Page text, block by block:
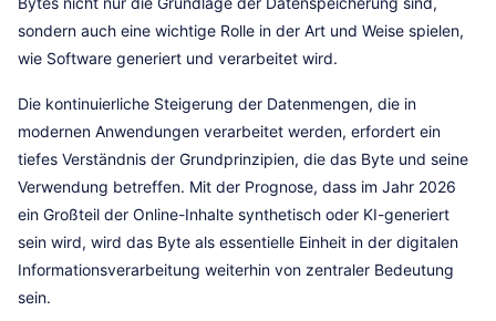
sondern auch eine wichtige Rolle in der Art und Weise spielen,
wie Software generiert und verarbeitet wird.
Die kontinuierliche Steigerung der Datenmengen, die in
modernen Anwendungen verarbeitet werden, erfordert ein
tiefes Verständnis der Grundprinzipien, die das Byte und seine
Verwendung betreffen. Mit der Prognose, dass im Jahr 2026
ein Großteil der Online-Inhalte synthetisch oder KI-generiert
sein wird, wird das Byte als essentielle Einheit in der digitalen
Informationsverarbeitung weiterhin von zentraler Bedeutung
sein.